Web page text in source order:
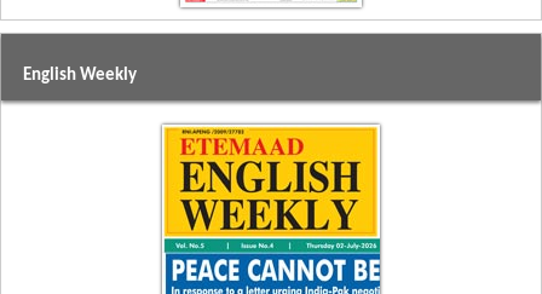
English Weekly